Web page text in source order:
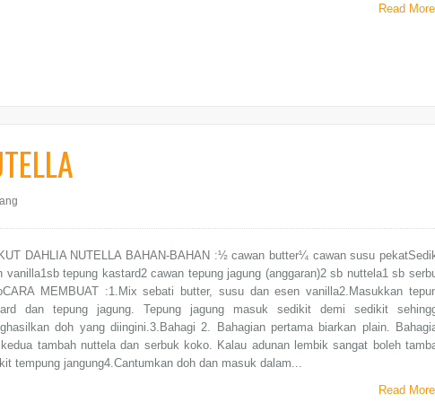
Read More
DAHLIA NUTELLA BAHAN-BAHAN :½ cawan butter¼ cawan susu
vanilla1sb tepung kastard2 cawan tepung jagung (anggaran)2 sb nuttela1 sb
MEMBUAT :1.Mix sebati butter, susu dan esen vanilla2.Masukkan
dan tepung jagung. Tepung jagung masuk sedikit demi sedikit
doh yang diingini.3.Bahagi 2. Bahagian pertama biarkan plain.
tambah nuttela dan serbuk koko. Kalau adunan lembik sangat boleh
tempung jangung4.Cantumkan doh dan masuk dalam...
Read More